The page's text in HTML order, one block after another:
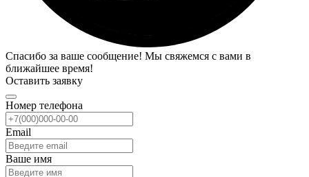
Спасибо за ваше сообщение! Мы свяжемся с вами в
ближайшее время!
Оставить заявку
Номер телефона
Email
Ваше имя